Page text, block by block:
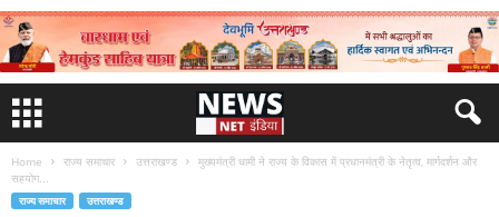
Home राज्य समाचार उत्तराखण्ड
मुख्यमंत्री धामी ने राज्य के विकास में प्रधानमंत्री के नेतृत्व, मार्गदर्शन और
सहयोग...
राज्य समाचार उत्तराखण्ड